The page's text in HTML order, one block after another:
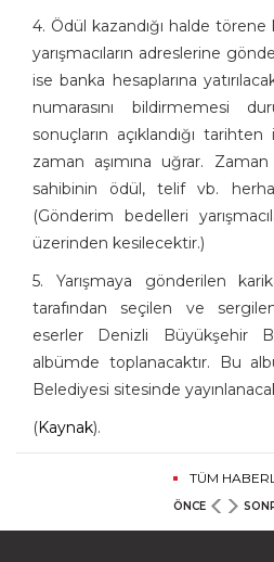
4. Ödül kazandığı halde törene
yarışmacıların adreslerine
ise banka hesaplarına
numarasını bildirmemesi
sonuçların açıklandığı
zaman aşımına uğrar.
sahibinin ödül, telif vb.
(Gönderim bedelleri
üzerinden kesilecektir.)
5. Yarışmaya gönderilen
tarafından seçilen ve
eserler Denizli Büyükşehir
albümde toplanacaktır. Bu
Belediyesi sitesinde
(Kaynak).
TÜM
ÖNCE